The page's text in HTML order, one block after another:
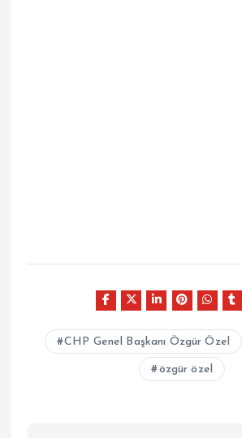
CHP Genel Başkanı Özgür Özel
özgür özel